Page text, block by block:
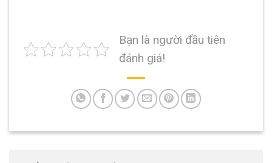
Bạn là người đầu tiên
đánh giá!